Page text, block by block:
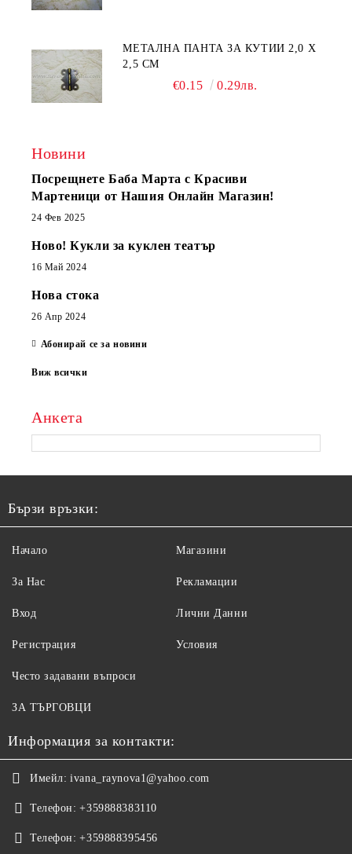
МЕТАЛНА ПАНТА ЗА КУТИИ 2,0 Х
2,5 СМ
€0.15 0.29лв.
Новини
Посрещнете Баба Марта с Красиви
Мартеници от Нашия Онлайн Магазин!
24 Фев 2025
Ново! Кукли за куклен театър
16 Май 2024
Нова стока
26 Апр 2024
Абонирай се за новини
Виж всички
Анкета
Бързи връзки:
Начало
За Нас
Вход
Регистрация
Магазини
Рекламации
Лични Данни
Условия
Често задавани въпроси
ЗА ТЪРГОВЦИ
Информация за контакти:
Имейл: ivana_raynova1@yahoo.com
Телефон: +359888383110
Телефон: +359888395456